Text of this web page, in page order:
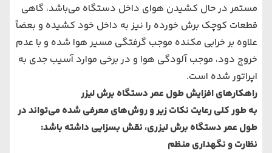
مستمر در حال کشیدن هوای داخل دستگاه می‌باشد، گاهی
قطعات کوچک برش خورده را نیز به داخل خود کشیده و بعضاً
علاوه بر خرابی مکنده موجب گرفتگی مسیر هوا شده و با عدم
خروج دود، موجب آلودگی هوا و در برخی موارد آسیب جدی به
اپراتور شده است.
راهکارهای افزایش طول عمر دستگاه برش لیزر
به طور کلی رعایت نکات زیر و روش‌های معرفی شده می‌تواند در
طول عمر دستگاه برش لیزری، نقش بسزایی داشته باشد:
نظارت و نگهداری منظم